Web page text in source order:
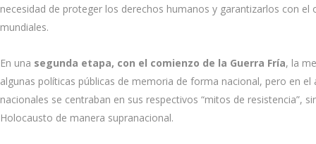
necesidad de proteger los derechos humanos y garantizarlos con
mundiales.
En una segunda etapa, con el comienzo de la Guerra Fría, la
algunas políticas públicas de memoria de forma nacional, pero en
nacionales se centraban en sus respectivos “mitos de resistencia”,
Holocausto de manera supranacional.